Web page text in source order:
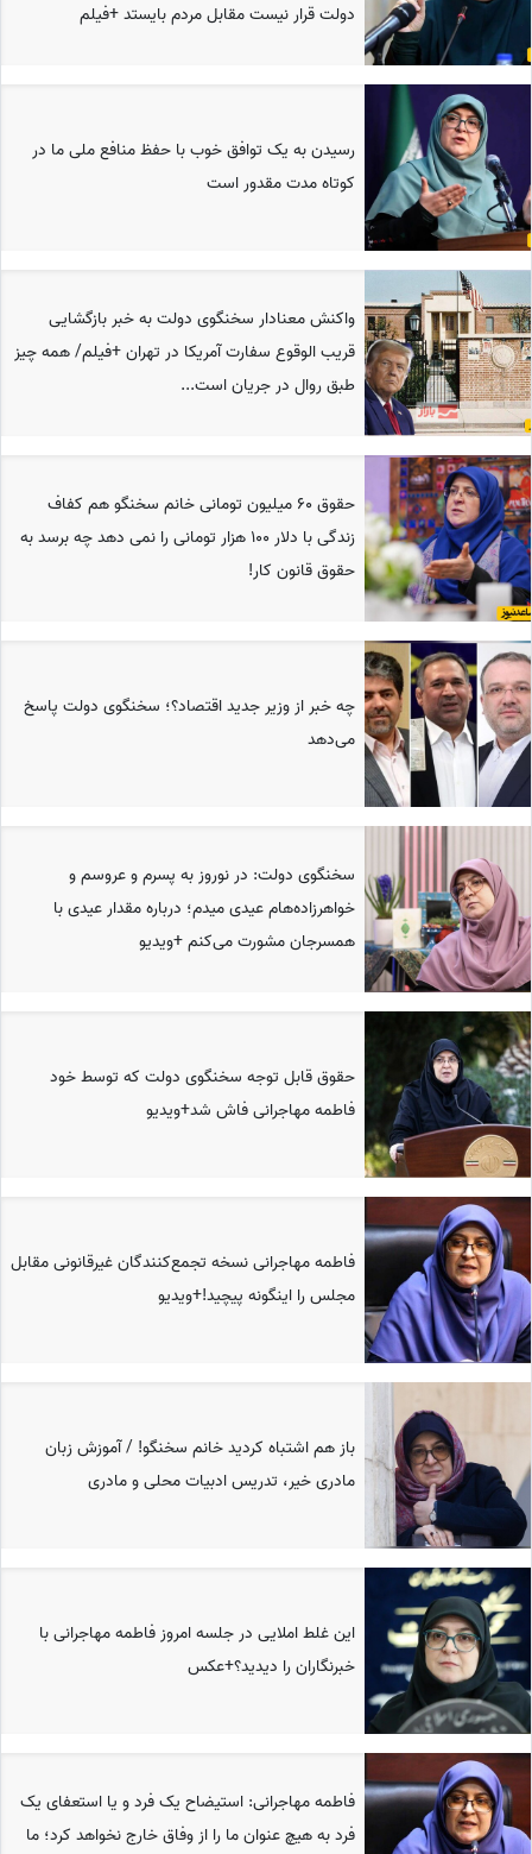
دولت قرار نیست مقابل مردم بایستد +فیلم
رسیدن به یک توافق خوب با حفظ منافع ملی ما در
کوتاه مدت مقدور است
واکنش معنادار سخنگوی دولت به خبر بازگشایی
قریب الوقوع سفارت آمریکا در تهران +فیلم/ همه چیز
طبق روال در جریان است...
حقوق 60 میلیون تومانی خانم سخنگو هم کفاف
زندگی با دلار 100 هزار تومانی را نمی دهد چه برسد به
حقوق قانون کار!
چه خبر از وزیر جدید اقتصاد؟؛ سخنگوی دولت پاسخ
می‌دهد
سخنگوی دولت: در نوروز به پسرم و عروسم و
خواهرزاده‌هام عیدی میدم؛ درباره مقدار عیدی با
همسرجان مشورت می‌کنم +ویدیو
حقوق قابل توجه سخنگوی دولت که توسط خود
فاطمه مهاجرانی فاش شد+ویدیو
فاطمه مهاجرانی نسخه تجمع‌‌کنندگان غیرقانونی مقابل
مجلس را اینگونه پیچید!+ویدیو
باز هم اشتباه کردید خانم سخنگو! / آموزش زبان
مادری خیر، تدریس ادبیات محلی و مادری
این غلط املایی در جلسه امروز فاطمه مهاجرانی با
خبرنگاران را دیدید؟+عکس
فاطمه مهاجرانی: استیضاح یک فرد و یا استعفای یک
فرد به هیچ عنوان ما را از وفاق خارج نخواهد کرد؛ ما